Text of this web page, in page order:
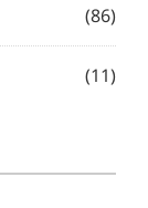
(86)
(11)